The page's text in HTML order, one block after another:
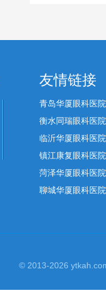
友情链接
青岛华厦眼科医院
衡水同瑞眼科医院
临沂华厦眼科医院
镇江康复眼科医院
菏泽华厦眼科医院
聊城华厦眼科医院
© 2013-2026